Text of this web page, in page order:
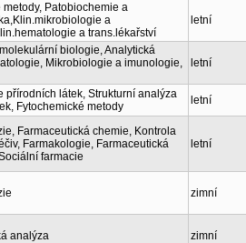
metody, Patobiochemie a
a
a trans.lékařství
letní
biologie, Analytická
Mikrobiologie a imunologie,
letní
přírodních látek, Strukturní analýza
Fytochemické metody
letní
Farmaceutická chemie, Kontrola
Farmakologie, Farmaceutická
farmacie
letní
zimní
analýza zimní